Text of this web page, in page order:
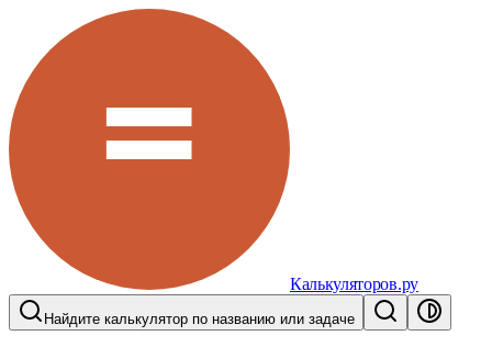
Калькуляторов.ру
Найдите калькулятор по названию или задаче